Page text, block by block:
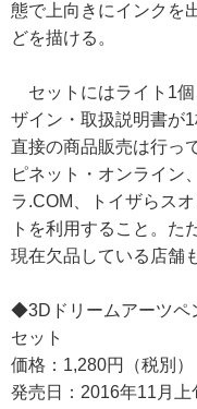
態で上向きにインクを
どを描ける。
セットにはライト1個
ザイン・取扱説明書が
直接の商品販売は行っ
ピネット・オンライン
ラ.COM、トイザらス
トを利用すること。た
現在欠品している店舗
◆3Dドリームアーツペ
セット
価格：1,280円（税別）
発売日：2016年11月上